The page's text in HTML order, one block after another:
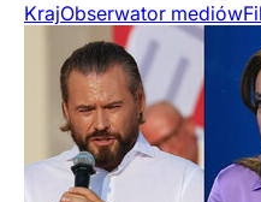
KrajObserwator mediów